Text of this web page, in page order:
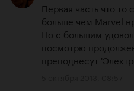
Первая часть что
больше чем Marvel
Но с большим
посмотрю
преподнесут